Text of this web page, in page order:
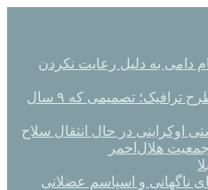
خام دامی به دلیل رعایت نکردن
موتورسیکلت‌ها پشت درِ طرح ترافیک؛ تصمیمی که ۹ سال
هلال‌احمر
ناگهانی و اسپاسم عضلانی